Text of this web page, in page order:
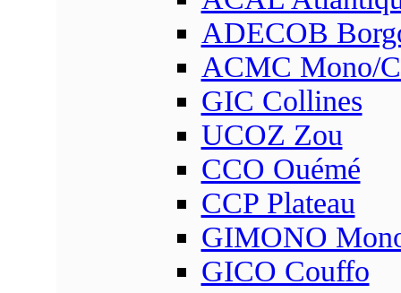
ADECOB
ACMC Mono/
GIC Collines
UCOZ Zou
CCO Ouémé
CCP Plateau
GIMONO
GICO Couffo